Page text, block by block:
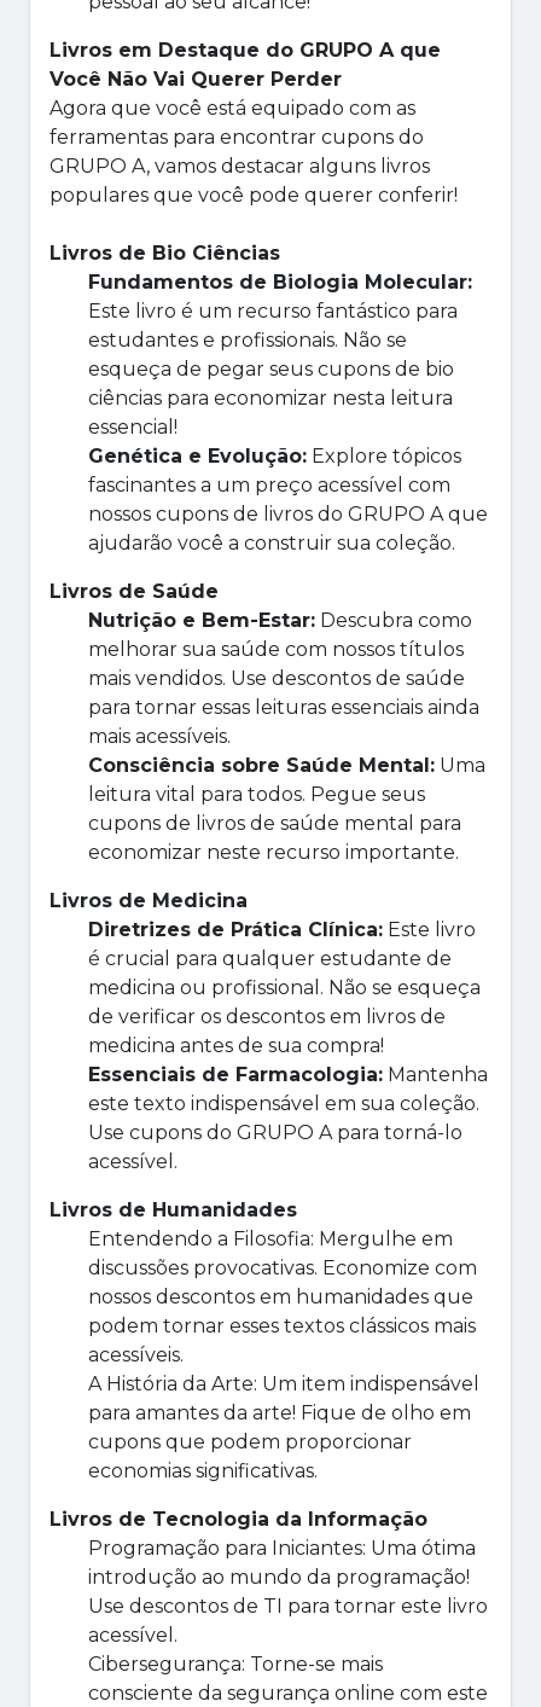
Livros em Destaque do GRUPO A que
Você Não Vai Querer Perder
Agora que você está equipado com as
ferramentas para encontrar cupons do
GRUPO A, vamos destacar alguns livros
populares que você pode querer conferir!
Livros de Bio Ciências
Fundamentos de Biologia Molecular:
Este livro é um recurso fantástico para
estudantes e profissionais. Não se
esqueça de pegar seus cupons de bio
ciências para economizar nesta leitura
essencial!
Genética e Evolução: Explore tópicos
fascinantes a um preço acessível com
nossos cupons de livros do GRUPO A que
ajudarão você a construir sua coleção.
Livros de Saúde
Nutrição e Bem-Estar: Descubra como
melhorar sua saúde com nossos títulos
mais vendidos. Use descontos de saúde
para tornar essas leituras essenciais ainda
mais acessíveis.
Consciência sobre Saúde Mental: Uma
leitura vital para todos. Pegue seus
cupons de livros de saúde mental para
economizar neste recurso importante.
Livros de Medicina
Diretrizes de Prática Clínica: Este livro
é crucial para qualquer estudante de
medicina ou profissional. Não se esqueça
de verificar os descontos em livros de
medicina antes de sua compra!
Essenciais de Farmacologia: Mantenha
este texto indispensável em sua coleção.
Use cupons do GRUPO A para torná-lo
acessível.
Livros de Humanidades
Entendendo a Filosofia: Mergulhe em
discussões provocativas. Economize com
nossos descontos em humanidades que
podem tornar esses textos clássicos mais
acessíveis.
A História da Arte: Um item indispensável
para amantes da arte! Fique de olho em
cupons que podem proporcionar
economias significativas.
Livros de Tecnologia da Informação
Programação para Iniciantes: Uma ótima
introdução ao mundo da programação!
Use descontos de TI para tornar este livro
acessível.
Cibersegurança: Torne-se mais
consciente da segurança online com este